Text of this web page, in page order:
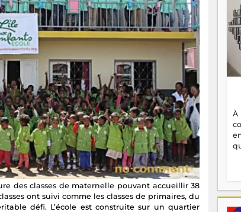
des classes de maternelle pouvant accueillir 38
ont suivi comme les classes de primaires, du
défi. L’école est construite sur un quartier